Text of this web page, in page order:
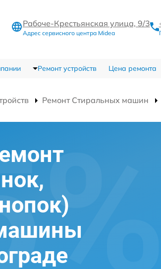
Рабоче-Крестьянская улица, 9/3
Адрес сервисного центра Midea
Ремонт устройств Цена ремонта
Ремонт Стиральных машин